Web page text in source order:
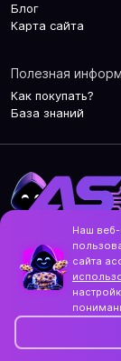
Блог
Карта сайта
Полезная
Как покупать?
База знаний
Политика
Контакты и
Structo
Дизайн и
Наш веб-
сайта